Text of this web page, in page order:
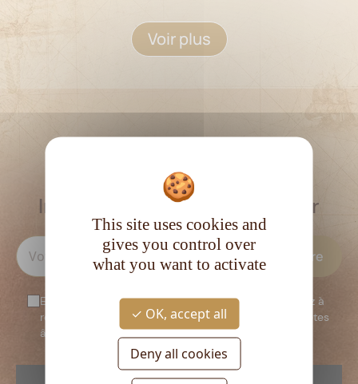
Voir plus
RESTEZ INFORMÉ
Inscrivez-vous à la newsletter
En vous inscrivant à notre newsletter, vous consentez à
recevoir notre newsletter. Vous confirmez que vous êtes
âgé d’au moins 18 ans.
reCAPTCHA is disabled. Allow
This site uses cookies and
gives you control over
what you want to activate
OK, accept all
Deny all cookies